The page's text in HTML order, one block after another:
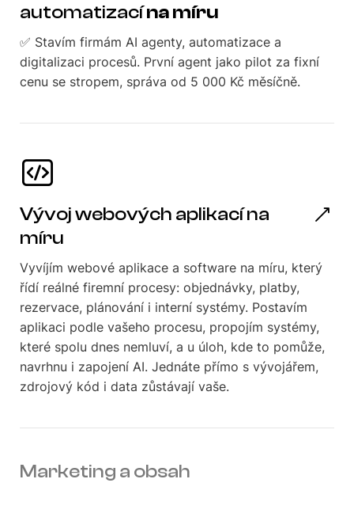
automatizacína míru
✅ Stavím firmám AI agenty, automatizace a
digitalizaci procesů. První agent jako pilot za fixní
cenu se stropem, správa od 5 000 Kč měsíčně.
Vývoj webových aplikací na
míru
Vyvíjím webové aplikace a software na míru, který
řídí reálné firemní procesy: objednávky, platby,
rezervace, plánování i interní systémy. Postavím
aplikaci podle vašeho procesu, propojím systémy,
které spolu dnes nemluví, a u úloh, kde to pomůže,
navrhnu i zapojení AI. Jednáte přímo s vývojářem,
zdrojový kód i data zůstávají vaše.
Marketing a obsah